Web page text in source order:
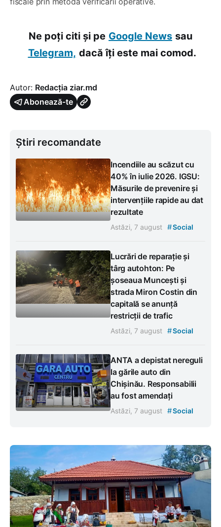
Ne poți citi și pe Google News sau
Telegram, dacă îți este mai comod.
Autor: Redacția ziar.md
Abonează-te
Știri recomandate
Incendiile au scăzut cu
40% în iulie 2026. IGSU:
Măsurile de prevenire și
intervențiile rapide au dat
rezultate
Astăzi, 7 august #Social
Lucrări de reparație și
târg autohton: Pe
șoseaua Muncești și
strada Miron Costin din
capitală se anunță
restricții de trafic
Astăzi, 7 august #Social
ANTA a depistat nereguli
la gările auto din
Chișinău. Responsabilii
au fost amendați
Astăzi, 7 august #Social